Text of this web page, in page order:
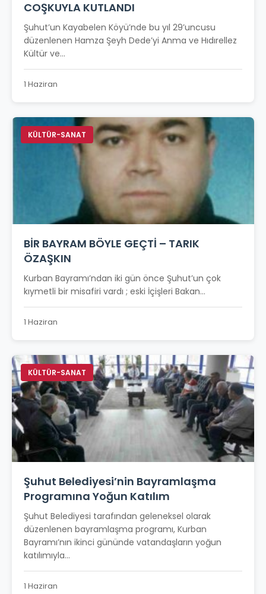
COŞKUYLA KUTLANDI
Şuhut’un Kayabelen Köyü’nde bu yıl 29’uncusu
düzenlenen Hamza Şeyh Dede’yi Anma ve Hıdırellez
Kültür ve...
1 Haziran
KÜLTÜR-SANAT
BİR BAYRAM BÖYLE GEÇTİ – TARIK
ÖZAŞKIN
Kurban Bayramı’ndan iki gün önce Şuhut’un çok
kıymetli bir misafiri vardı ; eski İçişleri Bakan...
1 Haziran
KÜLTÜR-SANAT
Şuhut Belediyesi’nin Bayramlaşma
Programına Yoğun Katılım
Şuhut Belediyesi tarafından geleneksel olarak
düzenlenen bayramlaşma programı, Kurban
Bayramı’nın ikinci gününde vatandaşların yoğun
katılımıyla...
1 Haziran